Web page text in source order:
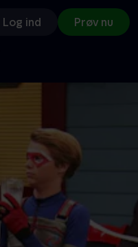
Log ind Prøv nu